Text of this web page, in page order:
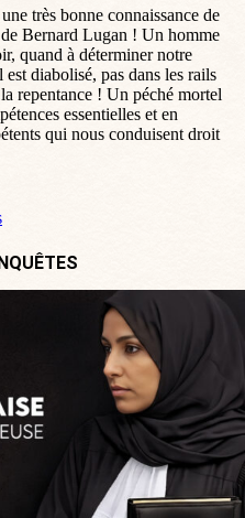
très bonne connaissance de
Bernard Lugan ! Un homme
quand à déterminer notre
diabolisé, pas dans les rails
repentance ! Un péché mortel
essentielles et en
qui nous conduisent droit